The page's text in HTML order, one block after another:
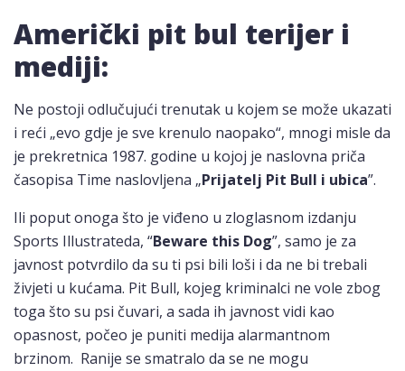
Američki pit bul terijer i
mediji:
Ne postoji odlučujući trenutak u kojem se može ukazati
i reći „evo gdje je sve krenulo naopako“, mnogi misle da
je prekretnica 1987. godine u kojoj je naslovna priča
časopisa Time naslovljena „Prijatelj Pit Bull i ubica”.
Ili poput onoga što je viđeno u zloglasnom izdanju
Sports Illustrateda, “Beware this Dog”, samo je za
javnost potvrdilo da su ti psi bili loši i da ne bi trebali
živjeti u kućama. Pit Bull, kojeg kriminalci ne vole zbog
toga što su psi čuvari, a sada ih javnost vidi kao
opasnost, počeo je puniti medija alarmantnom
brzinom. Ranije se smatralo da se ne mogu